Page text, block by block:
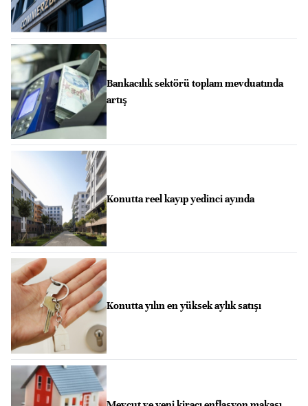
Bankacılık sektörü toplam mevduatında
artış
Konutta reel kayıp yedinci ayında
Konutta yılın en yüksek aylık satışı